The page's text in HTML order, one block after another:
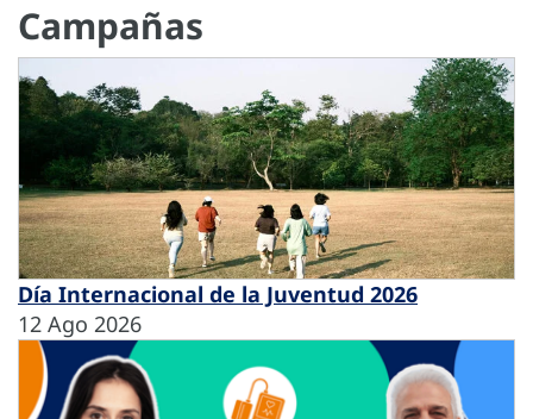
Campañas
Día Internacional de la Juventud 2026
12 Ago 2026